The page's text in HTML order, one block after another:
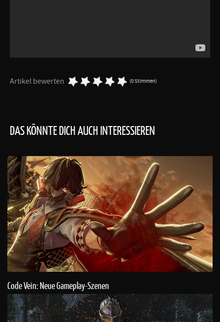
Artikel bewerten (0 Stimmen)
DAS KÖNNTE DICH AUCH INTERESSIEREN
Code Vein: Neue Gameplay-Szenen